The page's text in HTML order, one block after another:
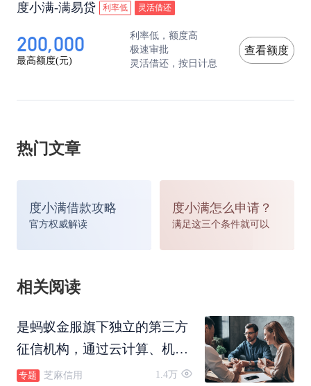
度小满-满易贷 利率低 灵活借还
200,000
最高额度(元)
利率低，额度高
极速审批
灵活借还，按日计息
查看额度
热门文章
度小满借款攻略
官方权威解读
度小满怎么申请？
满足这三个条件就可以
相关阅读
是蚂蚁金服旗下独立的第三方
征信机构，通过云计算、机器
学习等技术客观呈现个人的信
专题 芝麻信用 1.4万